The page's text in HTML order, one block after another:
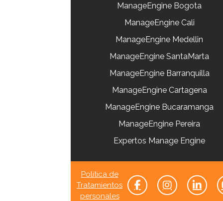
ManageEngine Bogota
ManageEngine Cali
ManageEngine Medellin
ManageEngine SantaMarta
ManageEngine Barranquilla
ManageEngine Cartagena
ManageEngine Bucaramanga
ManageEngine Pereira
Expertos Manage Engine
Politica de
Tratamientos
personales